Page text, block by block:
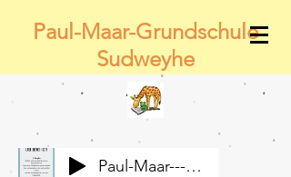
Paul-Maar-Grundschule
Sudweyhe
Paul-Maar---Wir-alle-gemeinsam